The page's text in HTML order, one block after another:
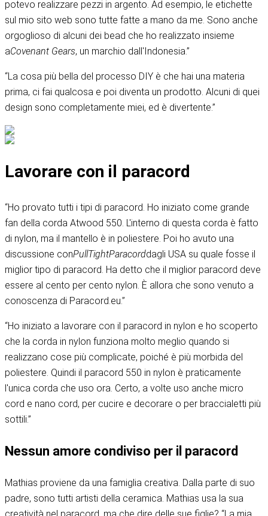
potevo realizzare pezzi in argento. Ad esempio, le etichette
sul mio sito web sono tutte fatte a mano da me. Sono anche
orgoglioso di alcuni dei bead che ho realizzato insieme
aCovenant Gears, un marchio dall'Indonesia.”
“La cosa più bella del processo DIY è che hai una materia
prima, ci fai qualcosa e poi diventa un prodotto. Alcuni di quei
design sono completamente miei, ed è divertente.”
Lavorare con il paracord
“Ho provato tutti i tipi di paracord. Ho iniziato come grande
fan della corda Atwood 550. L'interno di questa corda è fatto
di nylon, ma il mantello è in poliestere. Poi ho avuto una
discussione conPullTightParacorddagli USA su quale fosse il
miglior tipo di paracord. Ha detto che il miglior paracord deve
essere al cento per cento nylon. È allora che sono venuto a
conoscenza di Paracord.eu.”
“Ho iniziato a lavorare con il paracord in nylon e ho scoperto
che la corda in nylon funziona molto meglio quando si
realizzano cose più complicate, poiché è più morbida del
poliestere. Quindi il paracord 550 in nylon è praticamente
l'unica corda che uso ora. Certo, a volte uso anche micro
cord e nano cord, per cucire e decorare o per braccialetti più
sottili.”
Nessun amore condiviso per il paracord
Mathias proviene da una famiglia creativa. Dalla parte di suo
padre, sono tutti artisti della ceramica. Mathias usa la sua
creatività nel paracord, ma che dire delle sue figlie? “La mia